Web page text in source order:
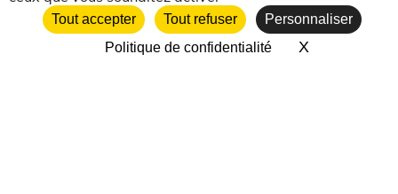
Tout accepter Tout refuser
Personnaliser
Politique de confidentialité
XMasquer le
NOS PARTENAIRES ASSOCIATIFS